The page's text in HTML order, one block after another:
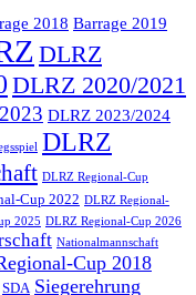
2018 Barrage 2019
DLRZ
DLRZ 2020/2021
DLRZ 2023/2024
DLRZ
DLRZ Regional-Cup
Cup 2022 DLRZ Regional-
2025 DLRZ Regional-Cup 2026
Nationalmannschaft
Cup 2018
SDA Siegerehrung